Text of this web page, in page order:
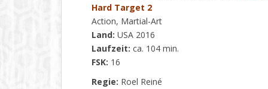
Hard Target 2
Action, Martial-Art
Land: USA 2016
Laufzeit: ca. 104 min.
FSK: 16
Regie: Roel Reiné